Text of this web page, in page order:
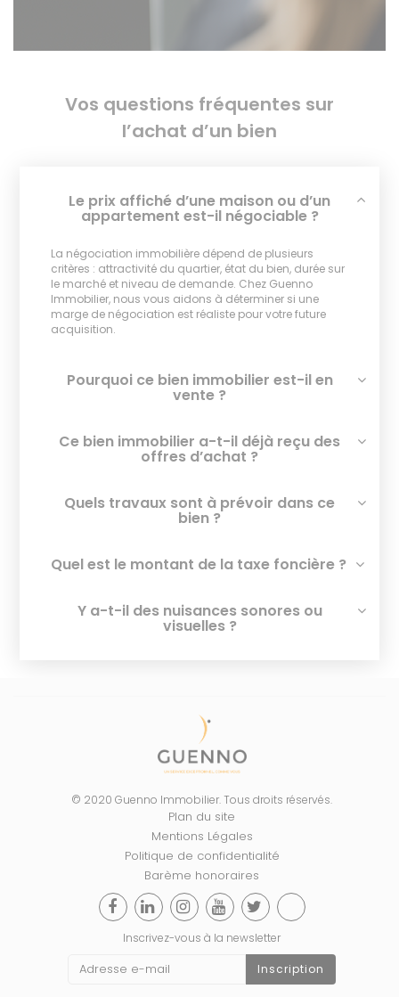
Vos questions fréquentes sur
l’achat d’un bien
Le prix affiché d’une maison ou d’un
appartement est-il négociable ?
La négociation immobilière dépend de plusieurs
critères : attractivité du quartier, état du bien, durée sur
le marché et niveau de demande. Chez Guenno
Immobilier, nous vous aidons à déterminer si une
marge de négociation est réaliste pour votre future
acquisition.
Pourquoi ce bien immobilier est-il en
vente ?
Ce bien immobilier a-t-il déjà reçu des
offres d’achat ?
Quels travaux sont à prévoir dans ce
bien ?
Quel est le montant de la taxe foncière ?
Y a-t-il des nuisances sonores ou
visuelles ?
© 2020 Guenno Immobilier. Tous droits réservés.
Plan du site
Mentions Légales
Politique de confidentialité
Barème honoraires
Inscrivez-vous à la newsletter
Inscription